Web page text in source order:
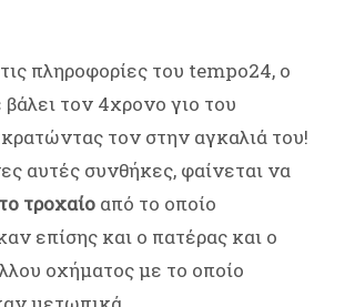
πληροφορίες του tempo24, ο
τον 4χρονο γιο του
τον στην αγκαλιά του!
αυτές συνθήκες, φαίνεται να
τροχαίο από το οποίο
επίσης και ο πατέρας και ο
οχήματος με το οποίο